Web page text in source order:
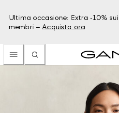
Ultima occasione: Extra -10%
membri – Acquista ora